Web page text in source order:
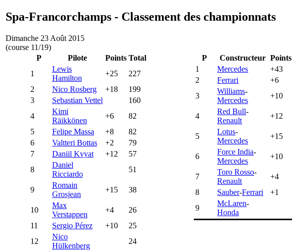
Spa-Francorchamps - Classement des championnats
Dimanche 23 Août 2015
(course 11/19)
P
Pilote Points Total
1
Lewis
Hamilton
+25
227
2
Nico Rosberg +18
199
3
Sebastian Vettel
160
4
Kimi
Räikkönen
+6
82
5
Felipe Massa +8
82
6
Valtteri Bottas +2
79
7
Daniil Kvyat +12
57
8
Daniel
Ricciardo
51
9
Romain
Grosjean
+15 38
10
Max
Verstappen
+4
26
11
Sergio Pérez +10
25
12
Nico
Hülkenberg
24
P Constructeur Points
1
Mercedes +43
2
Ferrari +6
3
Williams-
Mercedes
+10
4
Red Bull-
Renault
+12
5
Lotus-
Mercedes
+15
6
Force India-
Mercedes
+10
7
Toro Rosso-
Renault
+4
8
Sauber-Ferrari +1
9
McLaren-
Honda